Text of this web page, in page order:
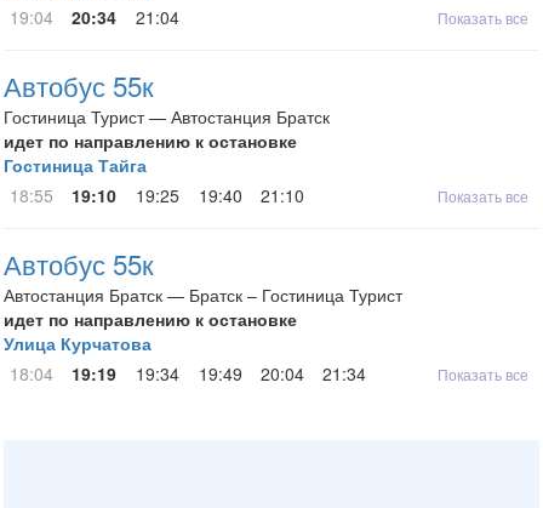
19:04
20:34 21:04 Показать все
Автобус 55к
Гостиница Турист — Автостанция Братск
идет по направлению к остановке
Гостиница Тайга
18:55
19:10 19:25 19:40 21:10 Показать все
Автобус 55к
Автостанция Братск — Братск – Гостиница Турист
идет по направлению к остановке
Улица Курчатова
18:04
19:19 19:34 19:49 20:04 21:34 Показать все